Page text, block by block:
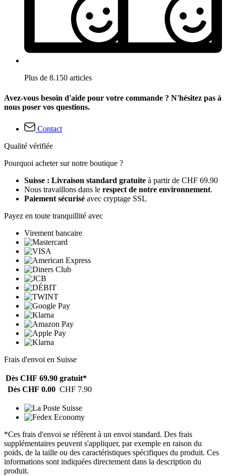
Plus de 8.150 articles
Avez-vous besoin d'aide pour votre commande ? N'hésitez pas à
nous poser vos questions.
Contact
Qualité vérifiée
Pourquoi acheter sur notre boutique ?
Suisse : Livraison standard gratuite à partir de CHF 69.90
Nous travaillons dans le respect de notre environnement.
Paiement sécurisé avec cryptage SSL
Payez en toute tranquillité avec
Virement bancaire
Frais d'envoi en Suisse
Dès CHF 69.90 gratuit*
Dès CHF 0.00 CHF 7.90
*Ces frais d'envoi se réfèrent à un envoi standard. Des frais
supplémentaires peuvent s'appliquer, par exemple en raison du
poids, de la taille ou des caractéristiques spécifiques du produit. Ces
informations sont indiquées directement dans la description du
produit.